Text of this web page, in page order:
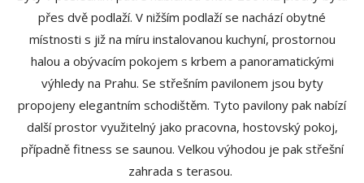
přes dvě podlaží. V nižším podlaží se nachází obytné
místnosti s již na míru instalovanou kuchyní, prostornou
halou a obývacím pokojem s krbem a panoramatickými
výhledy na Prahu. Se střešním pavilonem jsou byty
propojeny elegantním schodištěm. Tyto pavilony pak nabízí
další prostor využitelný jako pracovna, hostovský pokoj,
případně fitness se saunou. Velkou výhodou je pak střešní
zahrada s terasou.